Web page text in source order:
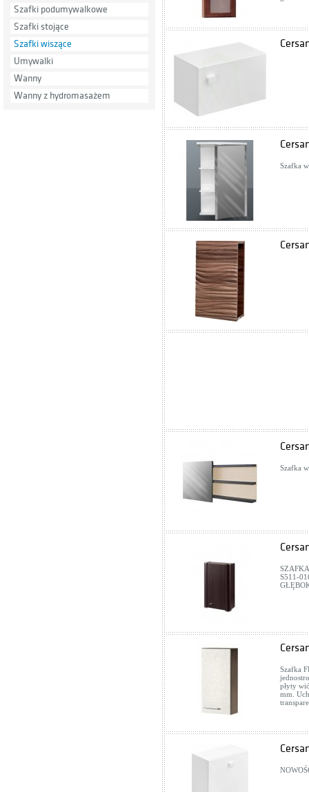
Szafki podumywalkowe
Szafki stojące
Szafki wiszące
Umywalki
Wanny
Wanny z hydromasażem
Szafka
Szafka
S511-
Szafka
płyty
mm.